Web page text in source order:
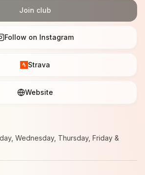
Join club
Follow on Instagram
Strava
Website
Wednesday, Thursday, Friday &